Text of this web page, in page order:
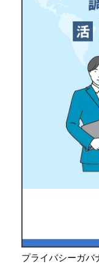
プライバシーガバ